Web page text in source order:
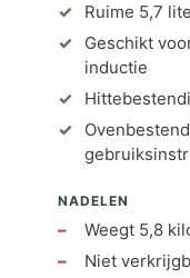
Ruime 5,7
Geschikt
inductie
NADELEN
Weegt 5,8
Niet